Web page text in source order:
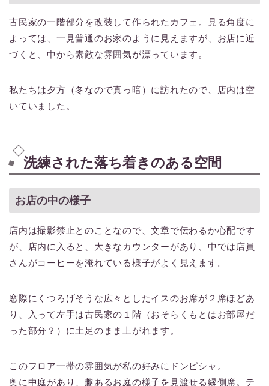
古民家の一階部分を改装して作られたカフェ。見る角度に
よっては、一見普通のお家のように見えますが、お店に近
づくと、中から素敵な雰囲気が漂っています。
私たちは夕方（冬なので真っ暗）に訪れたので、店内は空
いていました。
洗練された落ち着きのある空間
お店の中の様子
店内は撮影禁止とのことなので、文章で伝わるか心配です
が、店内に入ると、大きなカウンターがあり、中では店員
さんがコーヒーを淹れている様子がよく見えます。
窓際にくつろげそうな広々としたイスのお席が２席ほどあ
り、入って左手は古民家の１階（おそらくもとはお部屋だ
った部分？）に土足のまま上がれます。
このフロア一帯の雰囲気が私の好みにドンピシャ。
奥に中庭があり、趣あるお庭の様子を見渡せる縁側席。テ